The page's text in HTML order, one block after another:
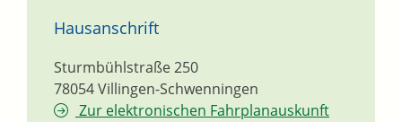
Hausanschrift
Sturmbühlstraße 250
78054Villingen-Schwenningen
Zur elektronischen Fahrplanauskunft